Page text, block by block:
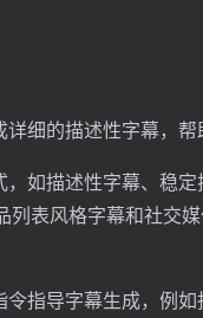
细的描述性字幕，帮
如描述性字幕、稳定
表风格字幕和社交
指导字幕生成，例